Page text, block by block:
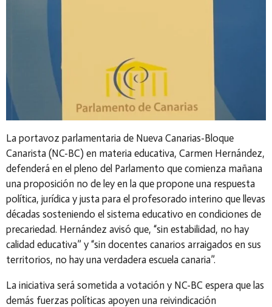
La portavoz parlamentaria de Nueva Canarias-Bloque
Canarista (NC-BC) en materia educativa, Carmen Hernández,
defenderá en el pleno del Parlamento que comienza mañana
una proposición no de ley en la que propone una respuesta
política, jurídica y justa para el profesorado interino que llevas
décadas sosteniendo el sistema educativo en condiciones de
precariedad. Hernández avisó que, “sin estabilidad, no hay
calidad educativa” y “sin docentes canarios arraigados en sus
territorios, no hay una verdadera escuela canaria”.
La iniciativa será sometida a votación y NC-BC espera que las
demás fuerzas políticas apoyen una reivindicación